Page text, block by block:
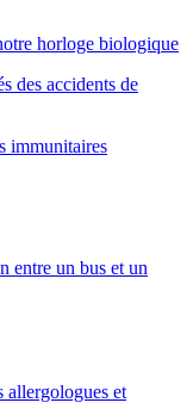
horloge biologique
des accidents de
immunitaires
entre un bus et un
allergologues et